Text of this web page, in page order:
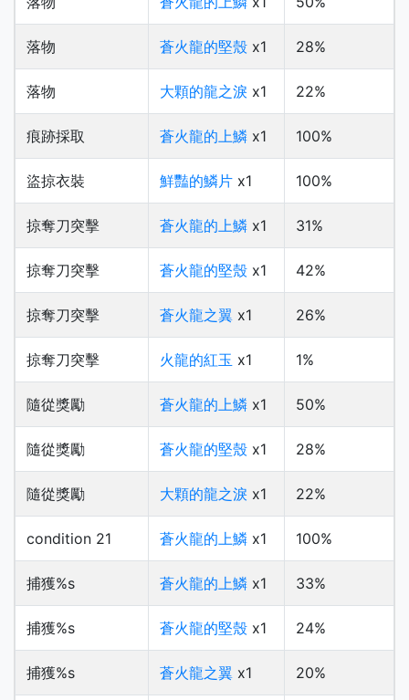
落物 蒼火龍的堅殼 x1 28%
落物 大顆的龍之淚 x1 22%
痕跡採取 蒼火龍的上鱗 x1 100%
盜掠衣裝 鮮豔的鱗片 x1 100%
掠奪刀突擊 蒼火龍的上鱗 x1 31%
掠奪刀突擊 蒼火龍的堅殼 x1 42%
掠奪刀突擊 蒼火龍之翼 x1 26%
掠奪刀突擊 火龍的紅玉 x1 1%
隨從獎勵 蒼火龍的上鱗 x1 50%
隨從獎勵 蒼火龍的堅殼 x1 28%
隨從獎勵 大顆的龍之淚 x1 22%
condition 21 蒼火龍的上鱗 x1 100%
捕獲%s 蒼火龍的上鱗 x1 33%
捕獲%s 蒼火龍的堅殼 x1 24%
捕獲%s 蒼火龍之翼 x1 20%